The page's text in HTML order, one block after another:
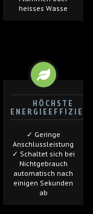
heisses Wasse
HÖCHSTE
✓ Geringe
Anschlussleistung
✓ Schaltet sich bei
Nichtgebrauch
automatisch nach
einigen Sekunden
ab